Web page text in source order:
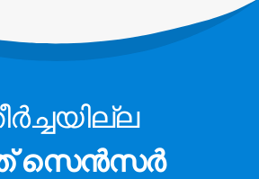
സെൻസർ
പാഠ